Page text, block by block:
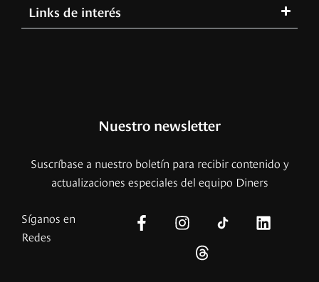
Links de interés
Nuestro newsletter
Suscríbase a nuestro boletín para recibir contenido y
actualizaciones especiales del equipo Diners
Síganos en
Redes